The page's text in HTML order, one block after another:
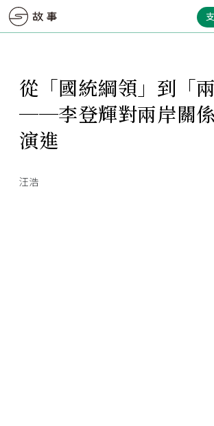
從「國統綱領」到「兩
──李登輝對兩岸關
演進
汪浩